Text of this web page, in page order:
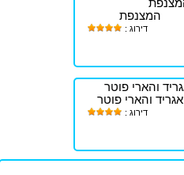
המצנפת
דירוג :
אגריד והארי פוטר
דירוג :